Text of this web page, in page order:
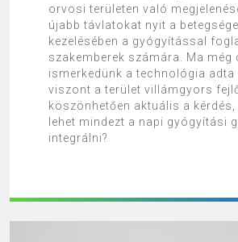
orvosi területen való
újabb távlatokat nyit a
kezelésében a gyógyítással
szakemberek számára. Ma még
ismerkedünk a technológia adta
viszont a terület villámgyors
köszönhetően aktuális a
lehet mindezt a napi gyógyítási
integrálni?